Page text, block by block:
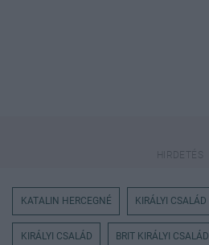
KATALIN HERCEGNÉ KIRÁLYI CSALÁD
KIRÁLYI CSALÁD BRIT KIRÁLYI CSALÁD